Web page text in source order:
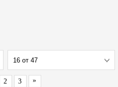
2 3 »